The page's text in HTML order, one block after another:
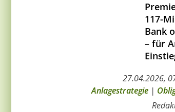
117-
Bank
– für
27.04.2026,
Anlagestrategie |